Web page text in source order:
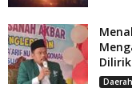
Daerah